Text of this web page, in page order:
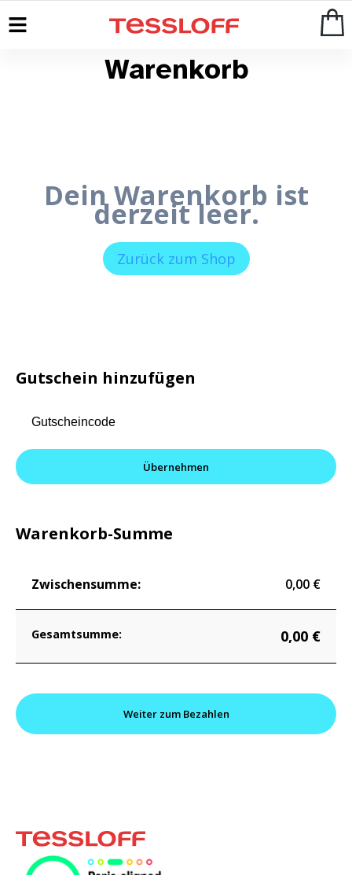
Warenkorb
Dein Warenkorb ist
derzeit leer.
Zurück zum Shop
Gutschein hinzufügen
Übernehmen
Warenkorb-Summe
0,00 €
0,00 €
Weiter zum Bezahlen